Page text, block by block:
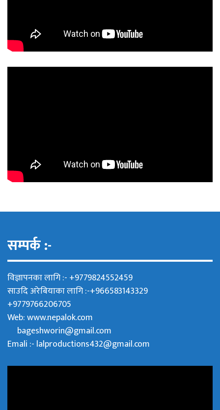
सम्पर्क :-
विज्ञापनका लागि :- +9779824552459
साउदि अरेबियाका लागि :-+966583143329
+9779766206705
Web:www.nepalok.com
bageshworin@gmail.com
Emali :- lalproductions432@gmail.com